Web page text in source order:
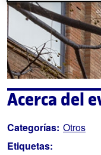
Acerca del
Categorías: Otros
Etiquetas: